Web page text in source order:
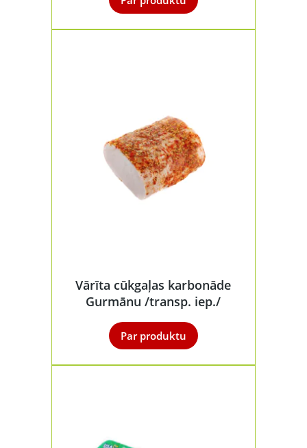
Vārīta cūkgaļas karbonāde
Gurmānu /transp. iep./
Par produktu